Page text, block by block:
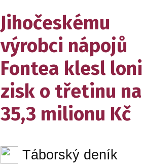
Jihočeskému
výrobci nápojů
Fontea klesl loni
zisk o třetinu na
35,3 milionu Kč
Táborský deník